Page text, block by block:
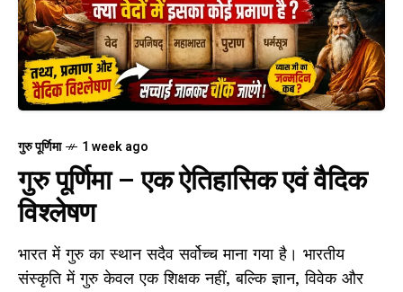
गुरु पूर्णिमा 1 week ago
गुरु पूर्णिमा – एक ऐतिहासिक एवं वैदिक
विश्लेषण
भारत में गुरु का स्थान सदैव सर्वोच्च माना गया है। भारतीय
संस्कृति में गुरु केवल एक शिक्षक नहीं, बल्कि ज्ञान, विवेक और